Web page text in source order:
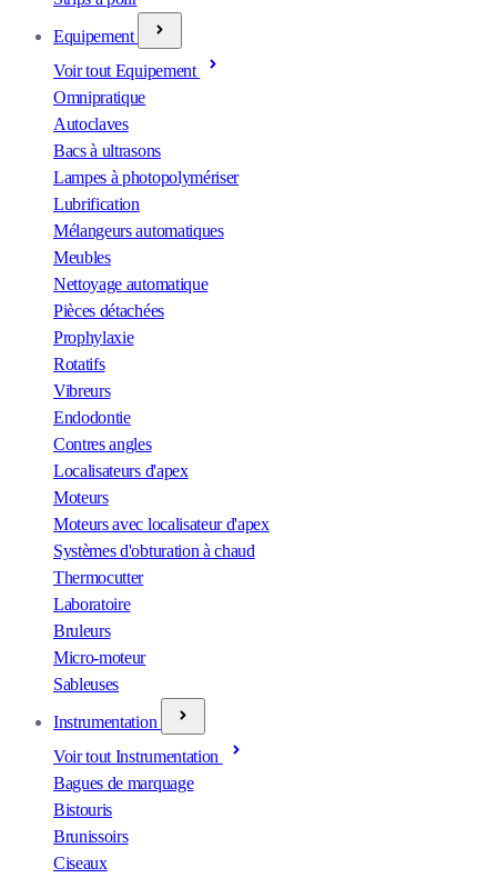
Equipement
Voir tout Equipement
Omnipratique
Autoclaves
Bacs à ultrasons
Lampes à photopolymériser
Lubrification
Mélangeurs automatiques
Meubles
Nettoyage automatique
Pièces détachées
Prophylaxie
Rotatifs
Vibreurs
Endodontie
Contres angles
Localisateurs d'apex
Moteurs
Moteurs avec localisateur d'apex
Systèmes d'obturation à chaud
Thermocutter
Laboratoire
Bruleurs
Micro-moteur
Sableuses
Instrumentation
Voir tout Instrumentation
Bagues de marquage
Bistouris
Brunissoirs
Ciseaux